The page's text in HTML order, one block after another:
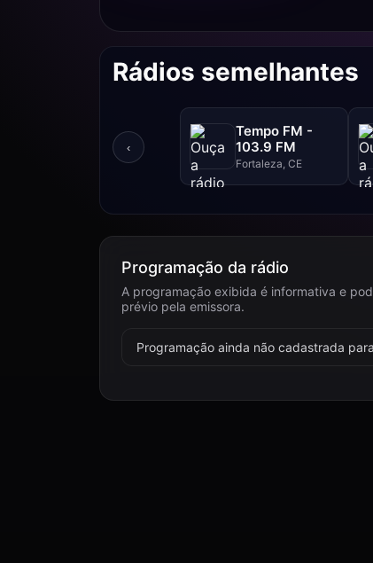
Rádios semelhantes
‹
Tempo FM -
103.9 FM
Fortaleza, CE
Programação da rádio
A programação exibida é informativa e
prévio pela emissora.
Programação ainda não cadastrada